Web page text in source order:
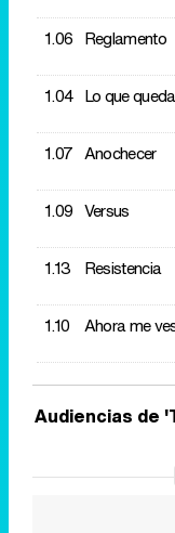
1.06 Reglamento
1.04 Lo que queda
1.07 Anochecer
1.09 Versus
1.13 Resistencia
1.10 Ahora me
Audiencias de